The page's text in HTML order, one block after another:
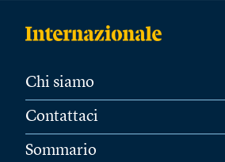
Chi siamo
Contattaci
Sommario